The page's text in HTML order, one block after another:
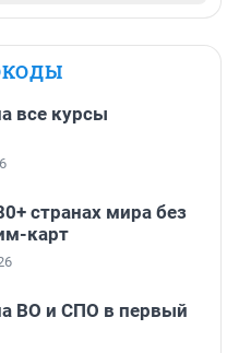
все курсы
странах мира без
карт
ВО и СПО в первый